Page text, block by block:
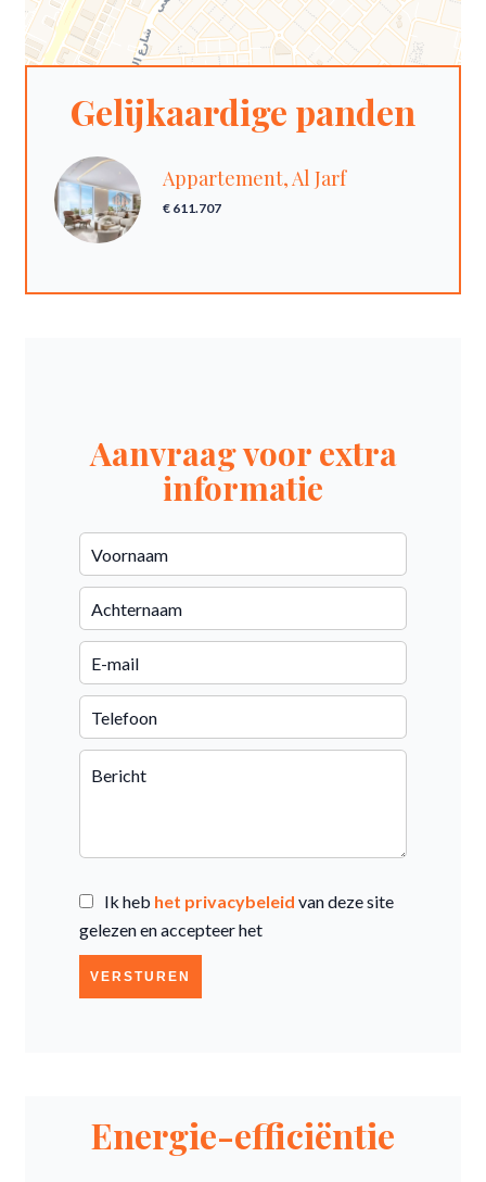
Gelijkaardige panden
Appartement, Al Jarf
€ 611.707
Aanvraag voor extra
informatie
Ik heb het privacybeleid van deze site
gelezen en accepteer het
VERSTUREN
Energie-efficiëntie